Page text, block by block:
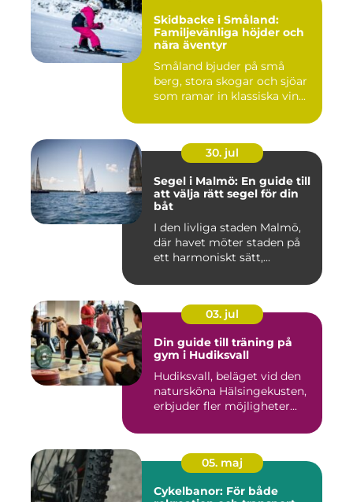
Skidbacke i Småland:
Familjevänliga höjder och
nära äventyr
Småland bjuder på små
berg, stora skogar och sjöar
som ramar in klassiska vin...
30. jul
Segel i Malmö: En guide till
att välja rätt segel för din
båt
I den livliga staden Malmö,
där havet möter staden på
ett harmoniskt sätt,...
03. jul
Din guide till träning på
gym i Hudiksvall
Hudiksvall, beläget vid den
natursköna Hälsingekusten,
erbjuder fler möjligheter...
05. maj
Cykelbanor: För både